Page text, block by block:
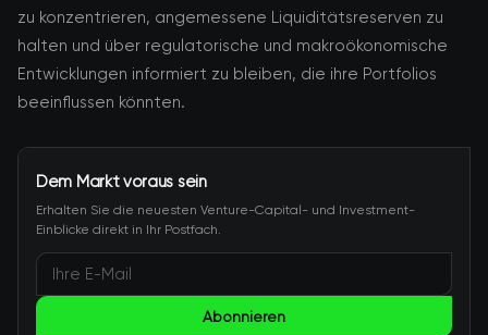
zu konzentrieren, angemessene Liquiditätsreserven zu
halten und über regulatorische und makroökonomische
Entwicklungen informiert zu bleiben, die ihre Portfolios
beeinflussen könnten.
Dem Markt voraus sein
Erhalten Sie die neuesten Venture-Capital- und Investment-
Einblicke direkt in Ihr Postfach.
Abonnieren